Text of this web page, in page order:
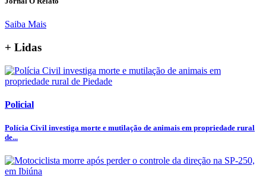
Saiba Mais
+ Lidas
Policial
Polícia Civil investiga morte e mutilação de animais em propriedade rural
de...